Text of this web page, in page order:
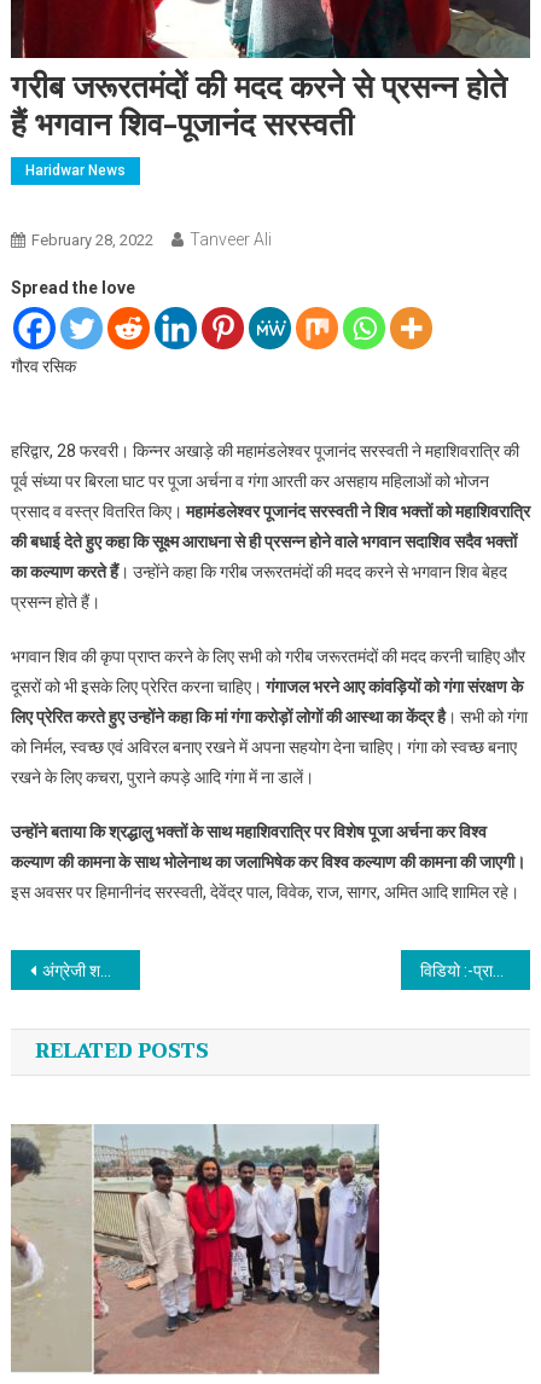
गरीब जरूरतमंदों की मदद करने से प्रसन्न होते
हैं भगवान शिव-पूजानंद सरस्वती
Haridwar News
February 28, 2022 Tanveer Ali
Spread the love
गौरव रसिक
हरिद्वार, 28 फरवरी। किन्नर अखाड़े की महामंडलेश्वर पूजानंद सरस्वती ने महाशिवरात्रि की
पूर्व संध्या पर बिरला घाट पर पूजा अर्चना व गंगा आरती कर असहाय महिलाओं को भोजन
प्रसाद व वस्त्र वितरित किए।महामंडलेश्वर पूजानंद सरस्वती ने शिव भक्तों को महाशिवरात्रि
की बधाई देते हुए कहा कि सूक्ष्म आराधना से ही प्रसन्न होने वाले भगवान सदाशिव सदैव भक्तों
का कल्याण करते हैं। उन्होंने कहा कि गरीब जरूरतमंदों की मदद करने से भगवान शिव बेहद
प्रसन्न होते हैं।
भगवान शिव की कृपा प्राप्त करने के लिए सभी को गरीब जरूरतमंदों की मदद करनी चाहिए और
दूसरों को भी इसके लिए प्रेरित करना चाहिए।गंगाजल भरने आए कांवड़ियों को गंगा संरक्षण के
लिए प्रेरित करते हुए उन्होंने कहा कि मां गंगा करोड़ों लोगों की आस्था का केंद्र है। सभी को गंगा
को निर्मल, स्वच्छ एवं अविरल बनाए रखने में अपना सहयोग देना चाहिए। गंगा को स्वच्छ बनाए
रखने के लिए कचरा, पुराने कपड़े आदि गंगा में ना डालें।
उन्होंने बताया कि श्रद्धालु भक्तों के साथ महाशिवरात्रि पर विशेष पूजा अर्चना कर विश्व
कल्याण की कामना के साथ भोलेनाथ का जलाभिषेक कर विश्व कल्याण की कामना की जाएगी।
इस अवसर पर हिमानीनंद सरस्वती, देवेंद्र पाल, विवेक, राज, सागर, अमित आदि शामिल रहे।
Post navigation
अंग्रेजी शराब सहित गिरफ्तार विडियो :-प्राकृतिक, दुष्प्रभाव रहित इलेक्ट्रोहोम्योपैथी औषधीयां रोगियों को प्रदान करती हैं जीवनीय शक्ति-डा.केपीएस चौहान
RELATED POSTS